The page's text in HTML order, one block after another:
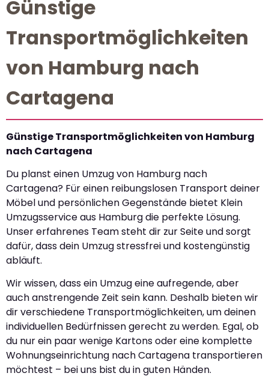
Günstige
Transportmöglichkeiten
von Hamburg nach
Cartagena
Günstige Transportmöglichkeiten von Hamburg
nach Cartagena
Du planst einen Umzug von Hamburg nach
Cartagena? Für einen reibungslosen Transport deiner
Möbel und persönlichen Gegenstände bietet Klein
Umzugsservice aus Hamburg die perfekte Lösung.
Unser erfahrenes Team steht dir zur Seite und sorgt
dafür, dass dein Umzug stressfrei und kostengünstig
abläuft.
Wir wissen, dass ein Umzug eine aufregende, aber
auch anstrengende Zeit sein kann. Deshalb bieten wir
dir verschiedene Transportmöglichkeiten, um deinen
individuellen Bedürfnissen gerecht zu werden. Egal, ob
du nur ein paar wenige Kartons oder eine komplette
Wohnungseinrichtung nach Cartagena transportieren
möchtest – bei uns bist du in guten Händen.